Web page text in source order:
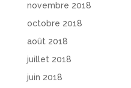
novembre 2018
octobre 2018
août 2018
juillet 2018
juin 2018